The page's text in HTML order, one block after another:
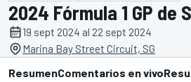
2024 Fórmula 1 GP de
19 sept 2024 al 22 sept 2024
Marina Bay Street Circuit, SG
ResumenComentarios en vivo